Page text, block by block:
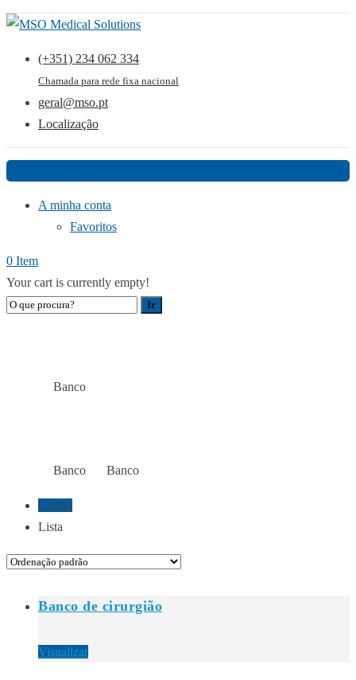
(+351) 234 062 334
Chamada para rede fixa nacional
geral@mso.pt
Localização
A minha conta
Favoritos
0 Item
Your cart is currently empty!
Banco
Banco Banco
Grelha
Lista
Banco de cirurgião
Visualizar